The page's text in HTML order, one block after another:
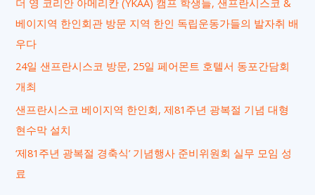
원
주
시
대
표
방
문
환
영
베이지역 한인회관 방문 지역 한인 독립운동가들의 발자취 배
우다
24일 샌프란시스코 방문, 25일 페어몬트 호텔서 동포간담회
개최
샌프란시스코 베이지역 한인회, 제81주년 광복절 기념 대형
현수막 설치
‘제81주년 광복절 경축식’ 기념행사 준비위원회 실무 모임 성
료